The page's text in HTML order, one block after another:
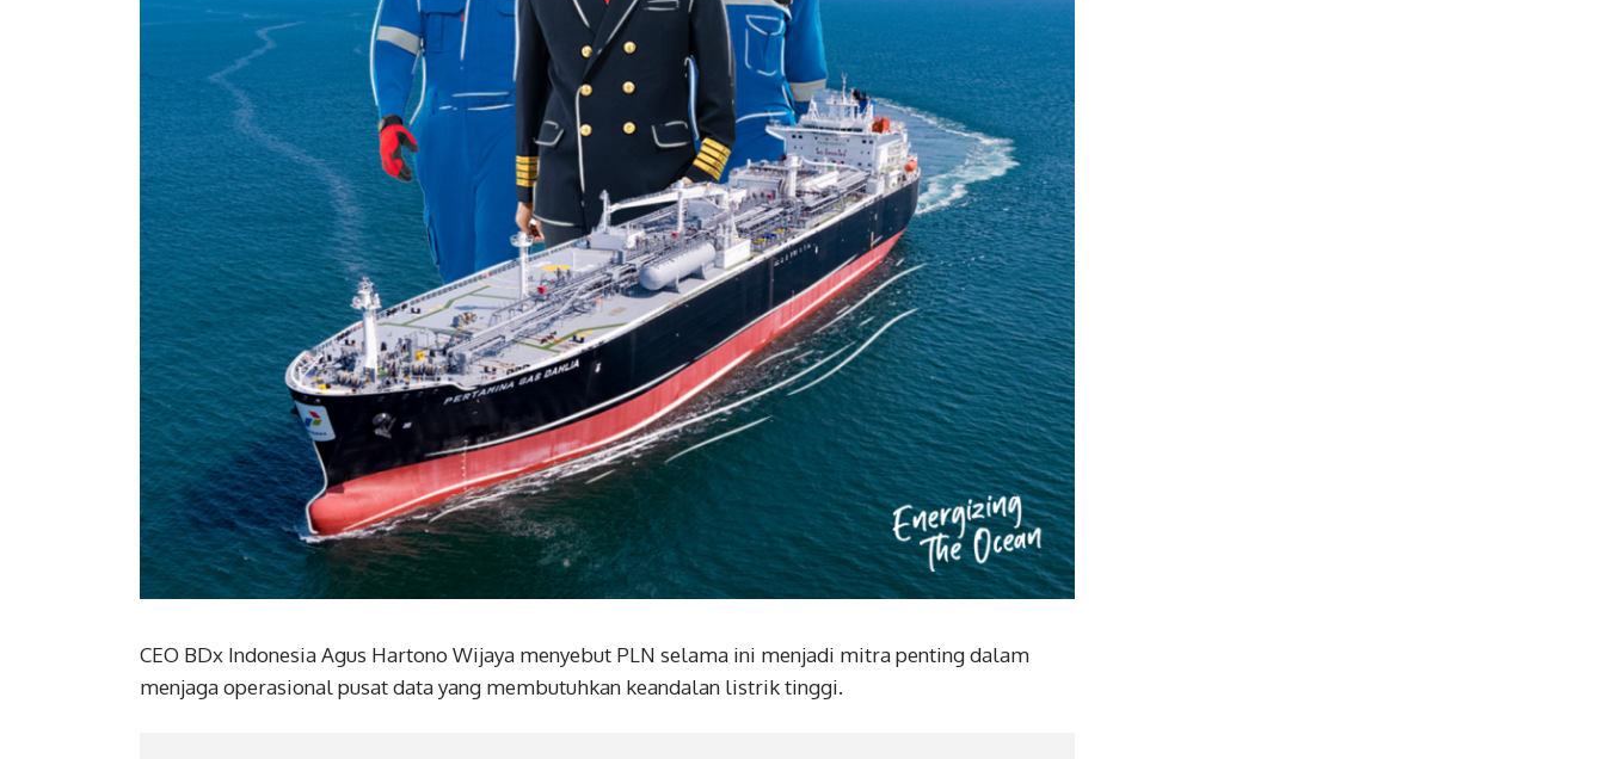
CEO BDx Indonesia Agus Hartono Wijaya menyebut PLN selama ini menjadi mitra penting dalam
menjaga operasional pusat data yang membutuhkan keandalan listrik tinggi.